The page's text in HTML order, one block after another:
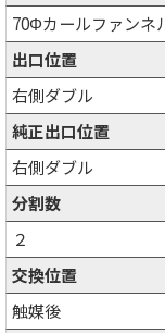
70Φカールファンネ
出口位置
右側ダブル
純正出口位置
右側ダブル
分割数
２
交換位置
触媒後